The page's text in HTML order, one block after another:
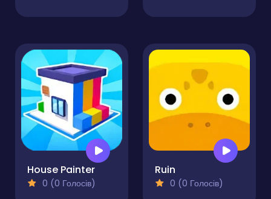
House Painter
0 (0 Голосів)
Ruin
0 (0 Голосів)